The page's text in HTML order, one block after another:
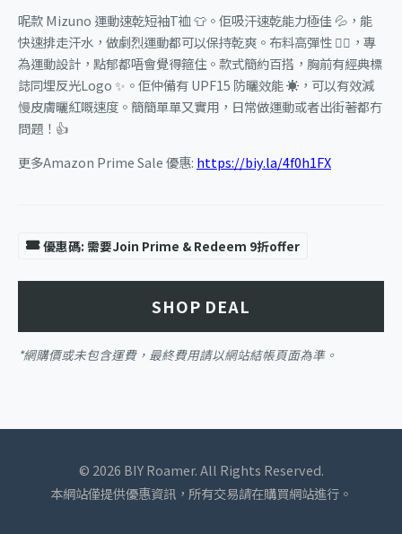
呢款 Mizuno 運動速乾短袖T裇 👕。佢吸汗速乾能力極佳 💦，能
快速排走汗水，做劇烈運動都可以保持乾爽。布料高彈性 🏃‍♂️，專
為運動設計，點郁都唔會覺得箍住。款式簡約百搭，胸前有經典標
誌同埋反光Logo ✨。佢仲備有 UPF15 防曬效能 ☀️，可以有效減
慢皮膚曬紅嘅速度。簡簡單單又實用，日常做運動或者出街著都冇
問題！👍
更多Amazon Prime Sale 優惠: https://biy.la/4f0h1FX
優惠碼: 需要Join Prime & Redeem 9折offer
SHOP DEAL
*網購價或未包含運費，最終費用請以網站結帳頁面為準。
© 2026 BIY Roamer. All Rights Reserved.
本網站僅提供優惠資訊，所有交易請在購買網站進行。